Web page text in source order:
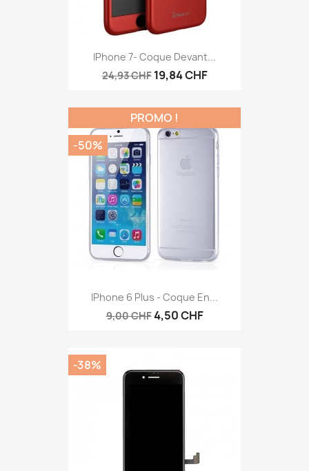
IPhone 7- Coque Devant...
24,93 CHF 19,84 CHF
IPhone 6 Plus - Coque En...
9,00 CHF4,50 CHF
PROMO !
-50%
-38%